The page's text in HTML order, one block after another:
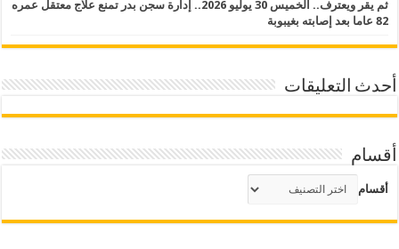
ثم يقر ويعترف.. الخميس 30 يوليو 2026.. إدارة سجن بدر تمنع علاج معتقل عمره
82 عاما بعد إصابته بغيبوبة
أحدث التعليقات
أقسام
أقسام